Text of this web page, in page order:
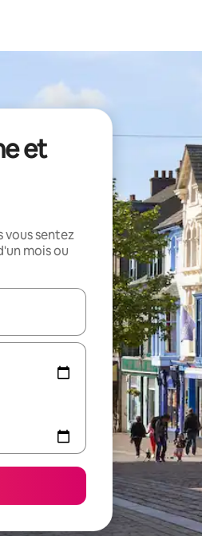
et
vous sentez
mois ou
les flèches vers le haut et vers le